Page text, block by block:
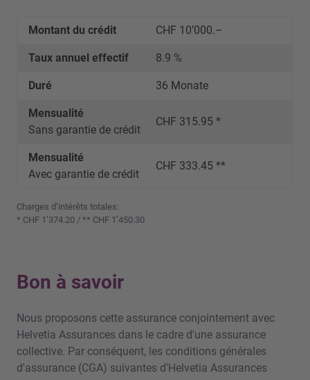
Montant du crédit CHF 10’000.–
Taux annuel effectif 8.9 %
Duré 36 Monate
Mensualité
Sans garantie de crédit
CHF 315.95 *
Mensualité
Avec garantie de crédit
CHF 333.45 **
Charges d’intérêts totales:
* CHF 1’374.20 / ** CHF 1’450.30
Bon à savoir
Nous proposons cette assurance conjointement avec
Helvetia Assurances dans le cadre d'une assurance
collective. Par conséquent, les conditions générales
d'assurance (CGA) suivantes d'Helvetia Assurances